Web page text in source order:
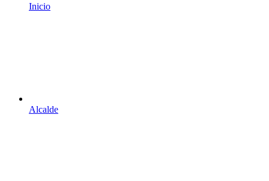
Inicio
Alcalde